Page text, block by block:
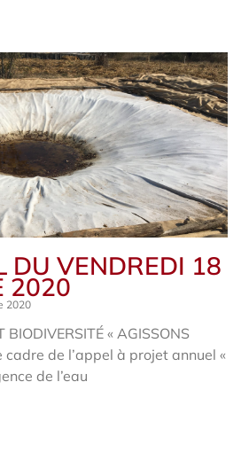
DU VENDREDI 18
2020
2020
« AGISSONS
cadre de l’appel à projet annuel «
de l’eau